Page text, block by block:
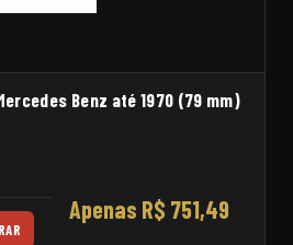
Benz até 1970 (79 mm)
Apenas R$ 751,49